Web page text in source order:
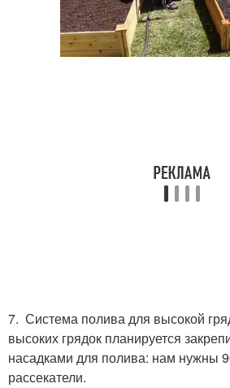
7. Система полива для высокой
высоких грядок планируется
насадками для полива: нам нужны
рассекатели.